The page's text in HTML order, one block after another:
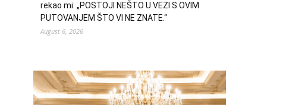
rekao mi: „POSTOJI NEŠTO U VEZI S OVIM
PUTOVANJEM ŠTO VI NE ZNATE.“
August 6, 2026